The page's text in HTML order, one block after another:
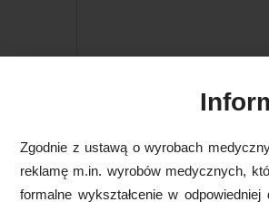
Zgodnie z ustawą o wyrobach
reklamę m.in. wyrobów medycznych,
formalne wykształcenie w